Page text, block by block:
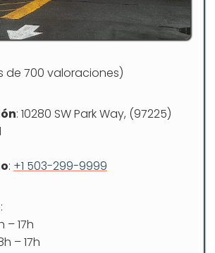
de 700 valoraciones)
: 10280 SW Park Way, (97225)
: +1 503-299-9999
:
– 17h
– 17h